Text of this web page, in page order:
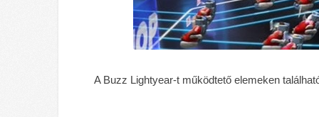
A Buzz Lightyear-t működtető elemeken